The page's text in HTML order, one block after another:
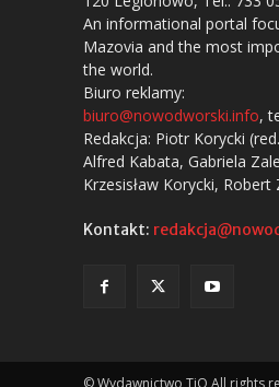
An informational portal
Mazovia and the most
the world.
Biuro reklamy:
biuro@nowodworski.info,
Redakcja: Piotr Korycki
Alfred Kabata, Gabriela
Krzesisław Korycki, Robert
Kontakt:
© Wydawnictwo TiO All rights